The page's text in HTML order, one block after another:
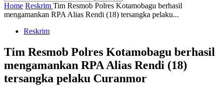
Home Reskrim Tim Resmob Polres Kotamobagu berhasil
mengamankan RPA Alias Rendi (18) tersangka pelaku...
Reskrim
Tim Resmob Polres Kotamobagu berhasil
mengamankan RPA Alias Rendi (18)
tersangka pelaku Curanmor